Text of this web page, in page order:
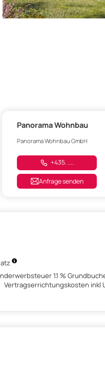
Panorama Wohnbau
Panorama Wohnbau GmbH
+435. ....
Anfrage senden
1.1 %
Vertragserrichtungskosten inkl